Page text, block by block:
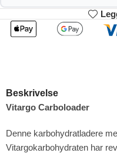
2
205.92
kr
4%
Beskrivelse
Vitargo Carboloader
Denne karbohydratladere
Vitargokarbohydraten har